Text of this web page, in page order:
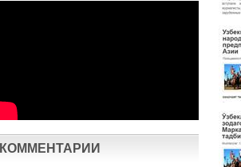
КОММЕНТАРИИ